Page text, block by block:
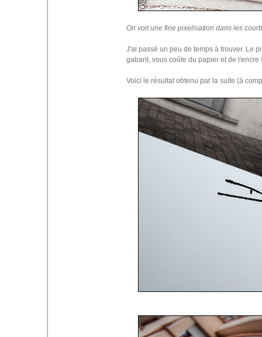
On voit une fine pixelisation dans les
J'ai passé un peu de temps à trouver. Le
gabarit, vous coûte du papier et de
Voici le résultat obtenu par la suite (à